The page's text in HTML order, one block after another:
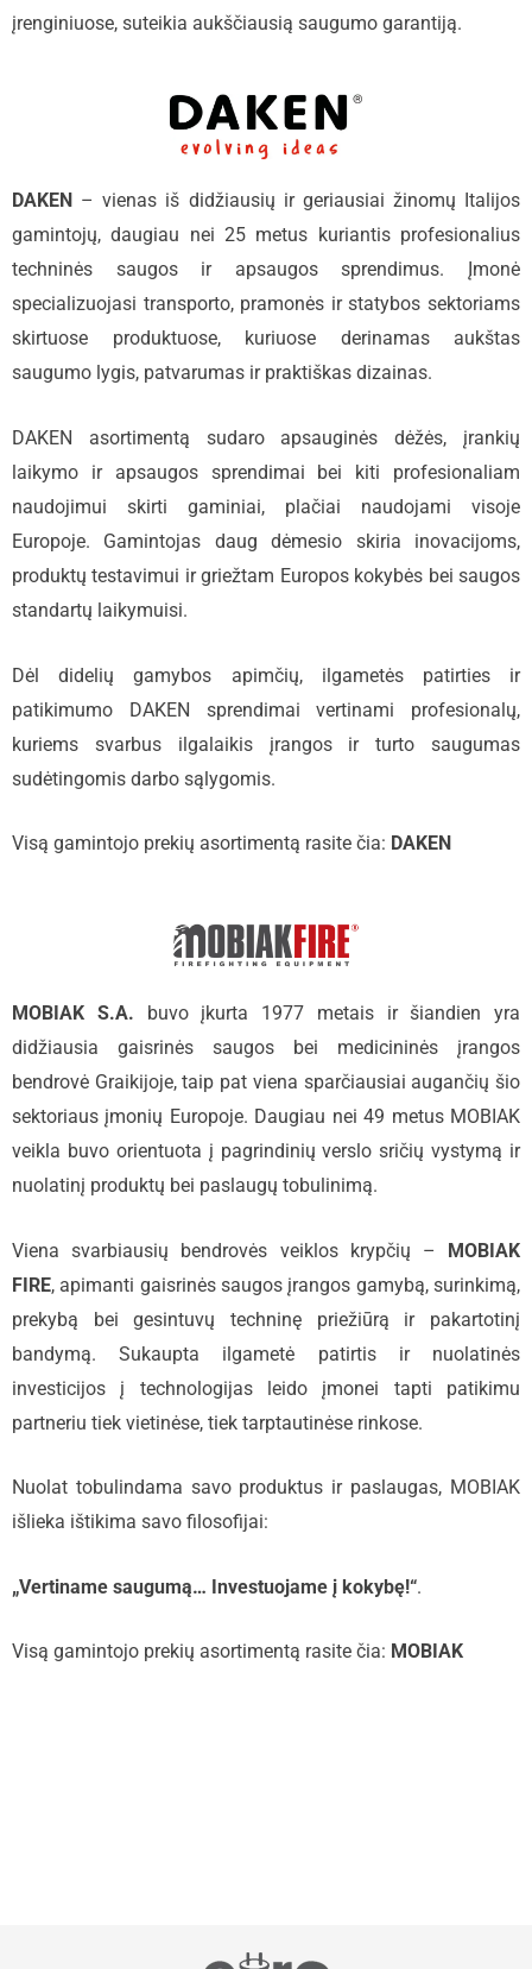
įrenginiuose, suteikia aukščiausią saugumo garantiją.
DAKEN – vienas iš didžiausių ir geriausiai žinomų Italijos
gamintojų, daugiau nei 25 metus kuriantis profesionalius
techninės saugos ir apsaugos sprendimus. Įmonė
specializuojasi transporto, pramonės ir statybos sektoriams
skirtuose produktuose, kuriuose derinamas aukštas
saugumo lygis, patvarumas ir praktiškas dizainas.
DAKEN asortimentą sudaro apsauginės dėžės, įrankių
laikymo ir apsaugos sprendimai bei kiti profesionaliam
naudojimui skirti gaminiai, plačiai naudojami visoje
Europoje. Gamintojas daug dėmesio skiria inovacijoms,
produktų testavimui ir griežtam Europos kokybės bei saugos
standartų laikymuisi.
Dėl didelių gamybos apimčių, ilgametės patirties ir
patikimumo DAKEN sprendimai vertinami profesionalų,
kuriems svarbus ilgalaikis įrangos ir turto saugumas
sudėtingomis darbo sąlygomis.
Visą gamintojo prekių asortimentą rasite čia: DAKEN
MOBIAK S.A. buvo įkurta 1977 metais ir šiandien yra
didžiausia gaisrinės saugos bei medicininės įrangos
bendrovė Graikijoje, taip pat viena sparčiausiai augančių šio
sektoriaus įmonių Europoje. Daugiau nei 49 metus MOBIAK
veikla buvo orientuota į pagrindinių verslo sričių vystymą ir
nuolatinį produktų bei paslaugų tobulinimą.
Viena svarbiausių bendrovės veiklos krypčių – MOBIAK
FIRE, apimanti gaisrinės saugos įrangos gamybą, surinkimą,
prekybą bei gesintuvų techninę priežiūrą ir pakartotinį
bandymą. Sukaupta ilgametė patirtis ir nuolatinės
investicijos į technologijas leido įmonei tapti patikimu
partneriu tiek vietinėse, tiek tarptautinėse rinkose.
Nuolat tobulindama savo produktus ir paslaugas, MOBIAK
išlieka ištikima savo filosofijai:
„Vertiname saugumą… Investuojame į kokybę!“.
Visą gamintojo prekių asortimentą rasite čia: MOBIAK